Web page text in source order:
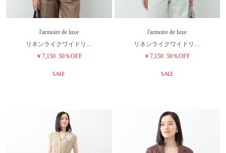
l'armoire de luxe
リネンライクワイドリ…
￥7,150 50％OFF
SALE
l'armoire de luxe
リネンライクワイドリ…
￥7,150 50％OFF
SALE